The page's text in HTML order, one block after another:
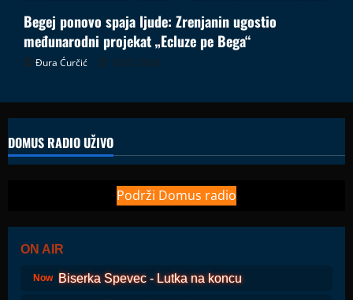
Begej ponovo spaja ljude: Zrenjanin ugostio
međunarodni projekat „Ecluze pe Bega“
Đura Ćurčić 26.07.2026
DOMUS RADIO UŽIVO
Podrži Domus radio
ON AIR
Now Biserka Spevec - Lutka na koncu